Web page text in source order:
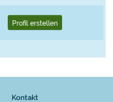
Profil erstellen
Kontakt